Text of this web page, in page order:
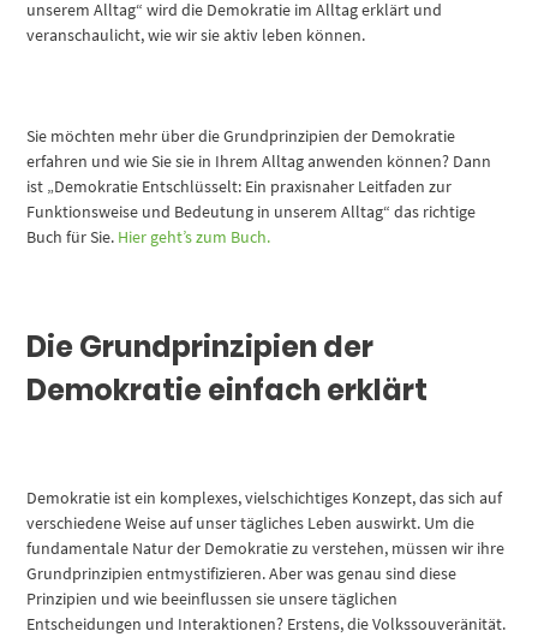
unserem Alltag“ wird die Demokratie im Alltag erklärt und
veranschaulicht, wie wir sie aktiv leben können.
Sie möchten mehr über die Grundprinzipien der Demokratie
erfahren und wie Sie sie in Ihrem Alltag anwenden können? Dann
ist „Demokratie Entschlüsselt: Ein praxisnaher Leitfaden zur
Funktionsweise und Bedeutung in unserem Alltag“ das richtige
Buch für Sie. Hier geht’s zum Buch.
Die Grundprinzipien der
Demokratie einfach erklärt
Demokratie ist ein komplexes, vielschichtiges Konzept, das sich auf
verschiedene Weise auf unser tägliches Leben auswirkt. Um die
fundamentale Natur der Demokratie zu verstehen, müssen wir ihre
Grundprinzipien entmystifizieren. Aber was genau sind diese
Prinzipien und wie beeinflussen sie unsere täglichen
Entscheidungen und Interaktionen? Erstens, die Volkssouveränität.